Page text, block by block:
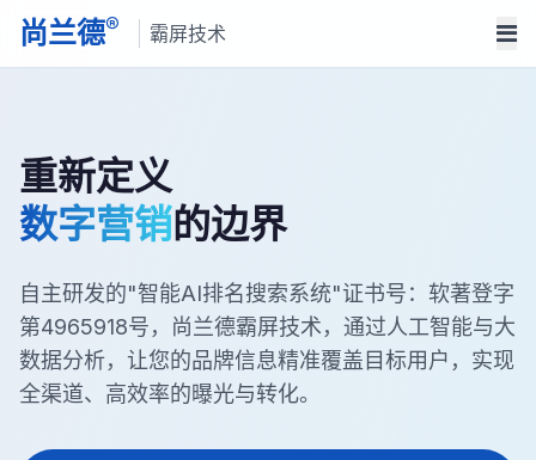
尚兰德® 霸屏技术
重新定义
数字营销的边界
自主研发的"智能AI排名搜索系统"证书号：软著登字
第4965918号，尚兰德霸屏技术，通过人工智能与大
数据分析，让您的品牌信息精准覆盖目标用户，实现
全渠道、高效率的曝光与转化。